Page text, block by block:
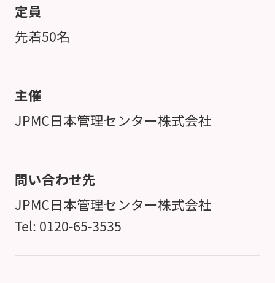
定員
先着50名
主催
JPMC日本管理センター株式会社
問い合わせ先
JPMC日本管理センター株式会社
Tel: 0120-65-3535